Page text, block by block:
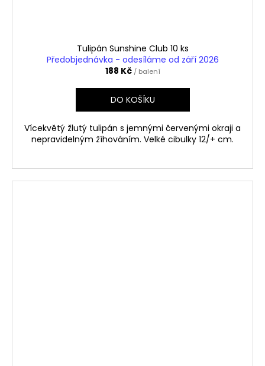
Tulipán Sunshine Club 10 ks
Předobjednávka - odesíláme od září 2026
188 Kč / balení
DO KOŠÍKU
Vícekvětý žlutý tulipán s jemnými červenými okraji a
nepravidelným žíhováním. Velké cibulky 12/+ cm.